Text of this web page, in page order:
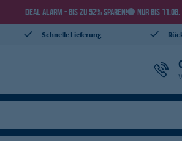
DEAL ALARM - BIS ZU 52% SPAREN! NUR BIS 11.08.
Schnelle Lieferung